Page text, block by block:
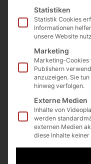
Sie sehen
von
Inhalt
Schaltfläche
dass
Statistiken
Statistik Cookies
Informationen
unsere Website
Marketing
Marketing-
Publishern
anzuzeigen. Sie
hinweg verfolgen.
Externe Medien
Inhalte von
werden
externen Medien
diese Inhalte